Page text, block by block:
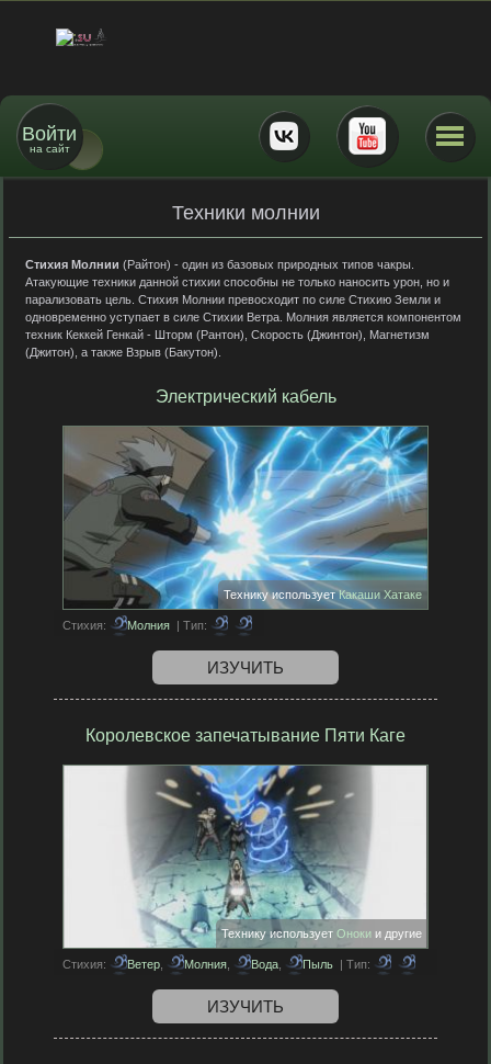
Войти
на сайт
Техники молнии
Стихия Молнии (Райтон) - один из базовых природных типов чакры.
Атакующие техники данной стихии способны не только наносить урон, но и
парализовать цель. Стихия Молнии превосходит по силе Стихию Земли и
одновременно уступает в силе Стихии Ветра. Молния является компонентом
техник Кеккей Генкай - Шторм (Рантон), Скорость (Джинтон), Магнетизм
(Джитон), а также Взрыв (Бакутон).
Электрический кабель
Технику используетКакаши Хатаке
Стихия: Молния | Тип:
ИЗУЧИТЬ
Королевское запечатывание Пяти Каге
Технику использует Оноки и другие
Стихия: Ветер Молния Вода Пыль | Тип:
ИЗУЧИТЬ